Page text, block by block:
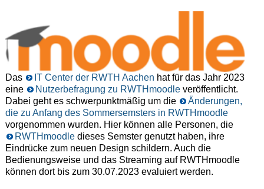
Das IT Center der RWTH Aachen hat für das Jahr 2023
eine
Nutzerbefragung zu RWTHmoodleveröffentlicht.
Dabei geht es schwerpunktmäßig um die
Änderungen,
die zu Anfang des Sommersemsters in RWTHmoodle
vorgenommen wurden. Hier können alle Personen, die
RWTHmoodledieses Semster genutzt haben, ihre
Eindrücke zum neuen Design schildern. Auch die
Bedienungsweise und das Streaming auf RWTHmoodle
können dort bis zum 30.07.2023 evaluiert werden.